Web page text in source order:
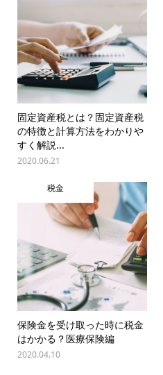
固定資産税とは？固定資産税
の特徴と計算方法をわかりや
すく解説...
2020.06.21
税金
保険金を受け取った時に税金
はかかる？医療保険編
2020.04.10